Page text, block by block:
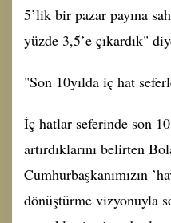
5’lik bir pazar payına
yüzde 3,5’e çıkardık"
"Son 10yılda iç hat
İç hatlar seferinde son
artırdıklarını belirten
Cumhurbaşkanımızın
dönüştürme vizyonuyla